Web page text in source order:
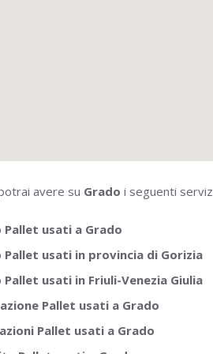
avere su Grado i seguenti
Pallet usati a Grado
Pallet usati in provincia di Gorizia
Pallet usati in Friuli-Venezia Giulia
Pallet usati a Grado
Pallet usati a Grado